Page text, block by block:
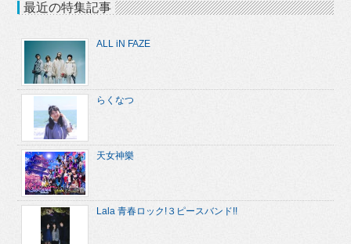
最近の特集記事
ALL iN FAZE
らくなつ
天女神樂
Lala 青春ロック!３ピースバンド!!